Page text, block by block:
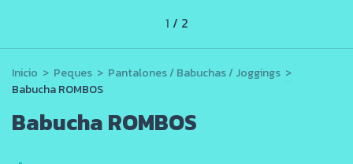
1 / 2
Inicio > Peques > Pantalones / Babuchas / Joggings >
Babucha ROMBOS
Babucha ROMBOS